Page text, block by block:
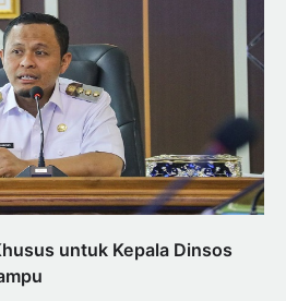
untuk Kepala Dinsos